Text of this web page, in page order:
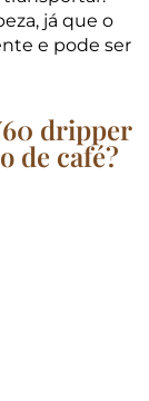
já que o
e pode ser
dripper
de café?